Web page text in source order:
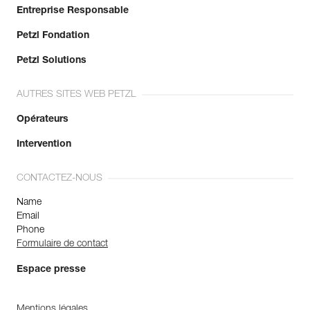
Entreprise Responsable
Petzl Fondation
Petzl Solutions
AUTRES SITES WEB PETZL
Opérateurs
Intervention
CONTACTEZ-NOUS
Name
Email
Phone
Formulaire de contact
Espace presse